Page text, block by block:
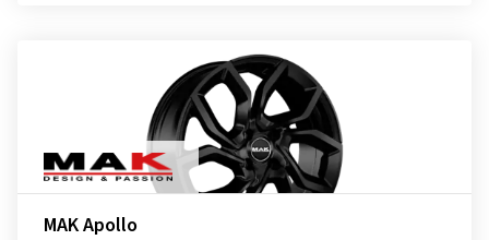
MAK Apollo